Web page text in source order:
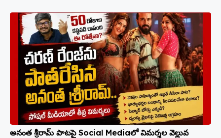
అనంత శ్రీరామ్ పాటపై Social Mediaలో విమర్శల వెల్లువ